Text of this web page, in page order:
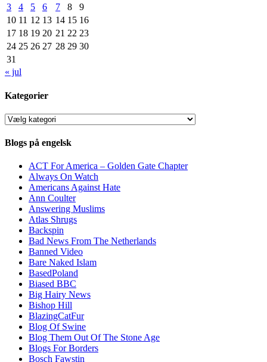
3
4 5 6 7 8
9
10 11 12 13 14 15 16
17 18 19 20 21 22 23
24 25 26 27 28 29 30
31
« jul
Kategorier
Kategorier
Blogs på engelsk
ACT For America – Golden Gate Chapter
Always On Watch
Americans Against Hate
Ann Coulter
Answering Muslims
Atlas Shrugs
Backspin
Bad News From The Netherlands
Banned Video
Bare Naked Islam
BasedPoland
Biased BBC
Big Hairy News
Bishop Hill
BlazingCatFur
Blog Of Swine
Blog Them Out Of The Stone Age
Blogs For Borders
Bosch Fawstin